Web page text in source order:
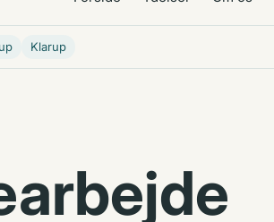
Klarup